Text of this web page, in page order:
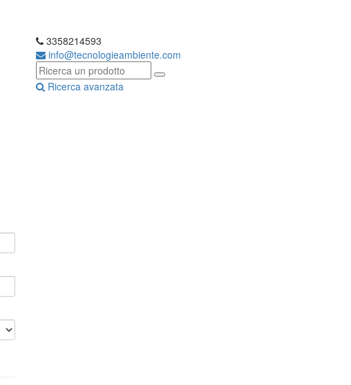
3358214593
info@tecnologieambiente.com
Ricerca avanzata